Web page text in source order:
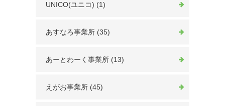
UNICO(ユニコ) (1)
あすなろ事業所 (35)
あーとわーく事業所 (13)
えがお事業所 (45)